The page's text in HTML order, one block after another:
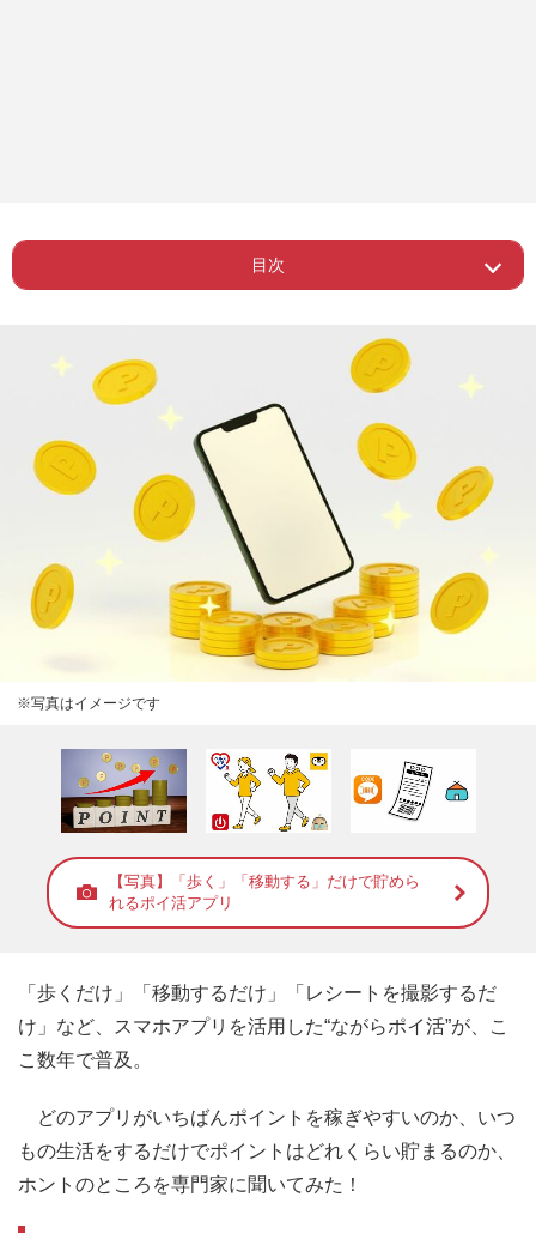
目次
ー 1か月数百円でももらえればラッキー
Page 3 ー 菊地さんピックアップアプリ6選
※写真はイメージです
【写真】「歩く」「移動する」だけで貯めら
れるポイ活アプリ
「歩くだけ」「移動するだけ」「レシートを撮影するだ
け」など、スマホアプリを活用した“ながらポイ活”が、こ
こ数年で普及。
どのアプリがいちばんポイントを稼ぎやすいのか、いつ
もの生活をするだけでポイントはどれくらい貯まるのか、
ホントのところを専門家に聞いてみた！